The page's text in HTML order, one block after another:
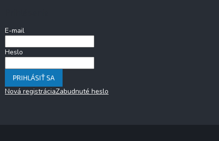
E-mail
Heslo
PRIHLÁSIŤ SA
Nová registráciaZabudnuté heslo